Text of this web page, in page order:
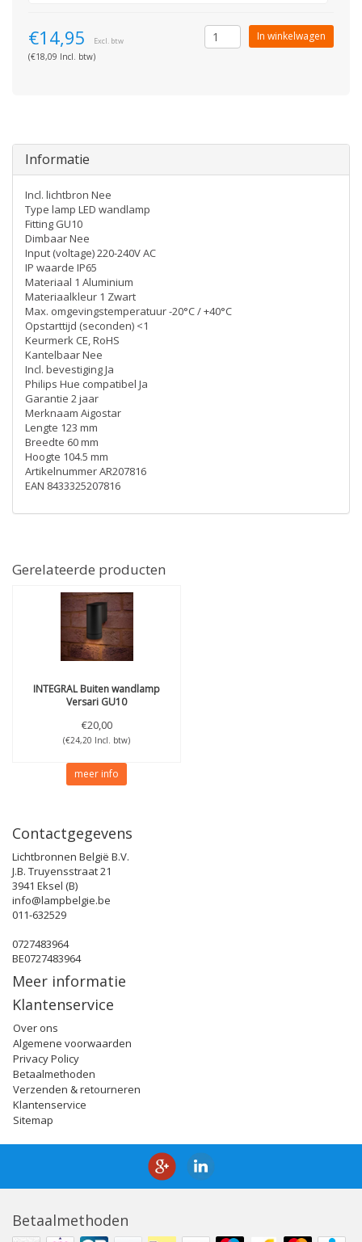
€14,95 Excl. btw
(€18,09 Incl. btw)
In winkelwagen
Informatie
Incl. lichtbron Nee
Type lamp LED wandlamp
Fitting GU10
Dimbaar Nee
Input (voltage) 220-240V AC
IP waarde IP65
Materiaal 1 Aluminium
Materiaalkleur 1 Zwart
Max. omgevingstemperatuur -20°C / +40°C
Opstarttijd (seconden) <1
Keurmerk CE, RoHS
Kantelbaar Nee
Incl. bevestiging Ja
Philips Hue compatibel Ja
Garantie 2 jaar
Merknaam Aigostar
Lengte 123 mm
Breedte 60 mm
Hoogte 104.5 mm
Artikelnummer AR207816
EAN 8433325207816
Gerelateerde producten
INTEGRALBuiten wandlamp
Versari GU10
€20,00
(€24,20 Incl. btw)
meer info
Contactgegevens
Lichtbronnen België B.V.
J.B. Truyensstraat 21
3941 Eksel (B)
info@lampbelgie.be
011-632529
0727483964
BE0727483964
Meer informatie
Klantenservice
Over ons
Algemene voorwaarden
Privacy Policy
Betaalmethoden
Verzenden & retourneren
Klantenservice
Sitemap
Betaalmethoden